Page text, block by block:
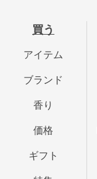
買う
アイテム
ブランド
香り
価格
ギフト